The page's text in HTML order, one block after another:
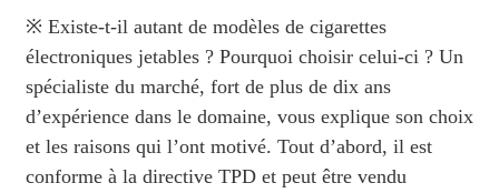
※ Existe-t-il autant de modèles de cigarettes
électroniques jetables ? Pourquoi choisir celui-ci ? Un
spécialiste du marché, fort de plus de dix ans
d’expérience dans le domaine, vous explique son choix
et les raisons qui l’ont motivé. Tout d’abord, il est
conforme à la directive TPD et peut être vendu